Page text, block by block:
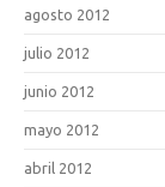
agosto 2012
julio 2012
junio 2012
mayo 2012
abril 2012